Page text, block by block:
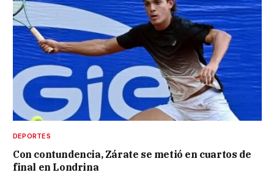
DEPORTES
Con contundencia, Zárate se metió en cuartos de
final en Londrina